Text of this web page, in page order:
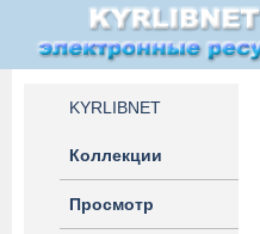
KYRLIBNET
Коллекции
Просмотр